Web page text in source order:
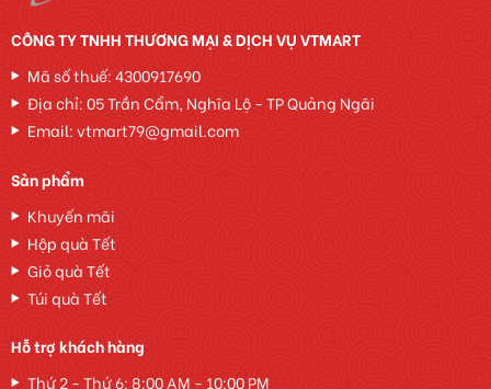
CÔNG TY TNHH THƯƠNG MẠI & DỊCH VỤ VTMART
Mã số thuế: 4300917690
Địa chỉ: 05 Trần Cẩm, Nghĩa Lộ - TP Quảng Ngãi
Email: vtmart79@gmail.com
Sản phẩm
Khuyến mãi
Hộp quà Tết
Giỏ quà Tết
Túi quà Tết
Hỗ trợ khách hàng
Thứ 2 - Thứ 6: 8:00 AM - 10:00 PM